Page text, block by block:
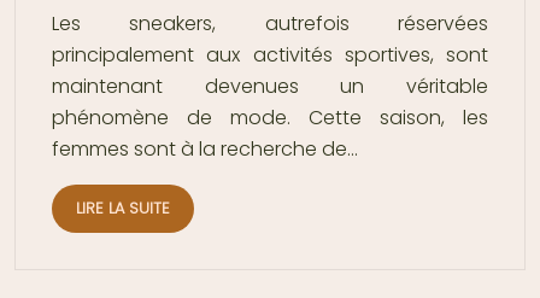
Les sneakers, autrefois réservées
principalement aux activités sportives, sont
maintenant devenues un véritable
phénomène de mode. Cette saison, les
femmes sont à la recherche de…
LIRE LA SUITE